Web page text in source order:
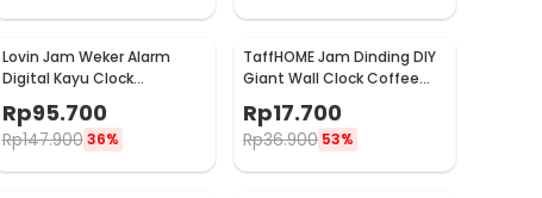
Lovin Jam Weker Alarm
Digital Kayu Clock
Temperatur Voice Control
- TX602
Rp95.700
Rp147.900 36%
TaffHOME Jam Dinding DIY
Giant Wall Clock Coffee
Bell 40-70cm - DIY-12
Rp17.700
Rp36.900 53%